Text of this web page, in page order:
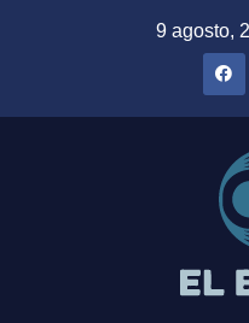
9 agosto,